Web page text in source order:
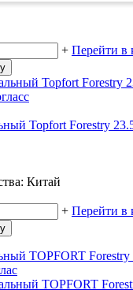
+ Перейти в
Topfort Forestry
Китай
+ Перейти в
TOPFORT